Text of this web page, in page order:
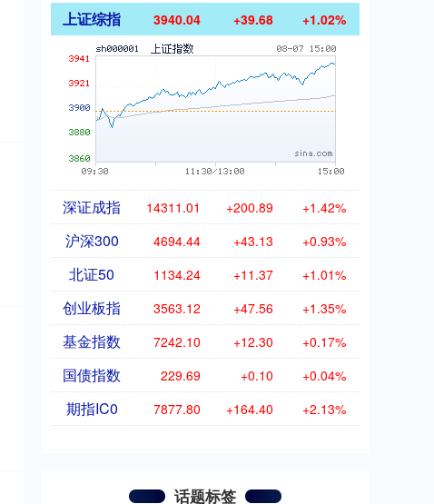
上证综指 3940.04 +39.68 +1.02%
深证成指 14311.01 +200.89 +1.42%
沪深300 4694.44 +43.13 +0.93%
北证50 1134.24 +11.37 +1.01%
创业板指 3563.12 +47.56 +1.35%
基金指数 7242.10 +12.30 +0.17%
国债指数 229.69 +0.10 +0.04%
期指IC0 7877.80 +164.40 +2.13%
话题标签